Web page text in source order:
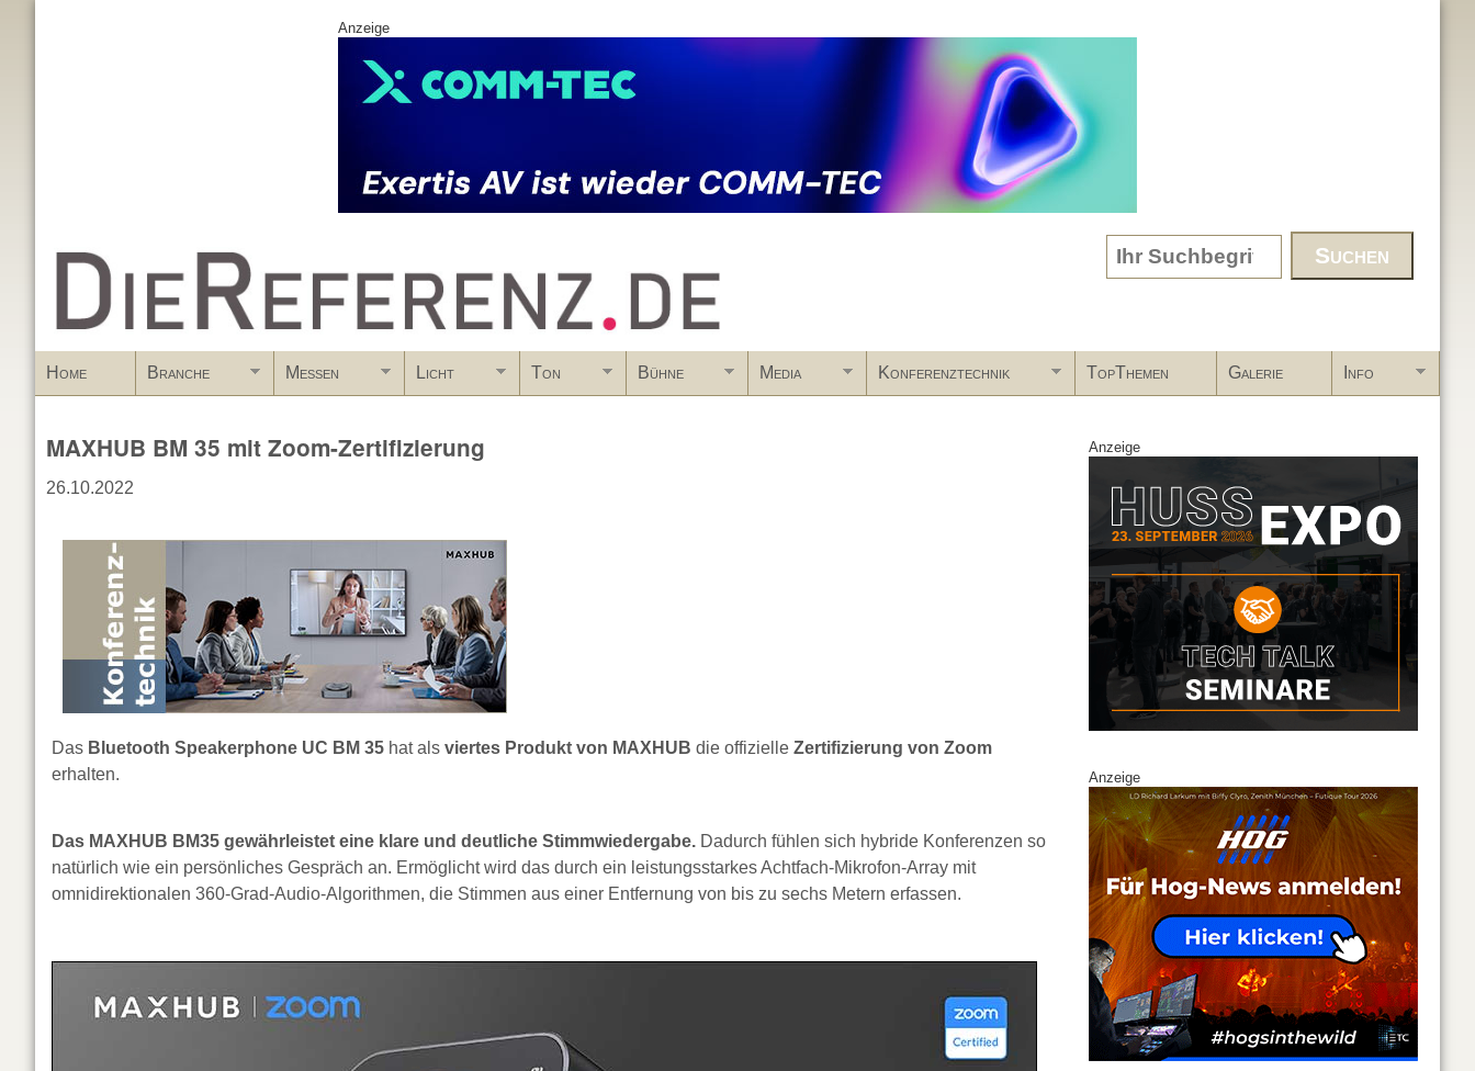
Anzeige
www.DieReferenz.de Search form
Home Branche Messen Licht Ton Bühne Media Konferenztechnik TopThemen Galerie Info
MAXHUB BM 35 mit Zoom-Zertifizierung
26.10.2022
Das Bluetooth Speakerphone UC BM 35 hat als viertes Produkt von MAXHUB die offizielle Zertifizierung von Zoom
erhalten.
Das MAXHUB BM35 gewährleistet eine klare und deutliche Stimmwiedergabe. Dadurch fühlen sich hybride Konferenzen so
natürlich wie ein persönliches Gespräch an. Ermöglicht wird das durch ein leistungsstarkes Achtfach-Mikrofon-Array mit
omnidirektionalen 360-Grad-Audio-Algorithmen, die Stimmen aus einer Entfernung von bis zu sechs Metern erfassen.
Anzeige
Anzeige